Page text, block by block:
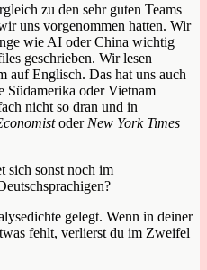
zu den sehr guten Teams
uns vorgenommen hatten. Wir
wie AI oder China wichtig
geschrieben. Wir lesen
auf Englisch. Das hat uns auch
Südamerika oder Vietnam
nicht so dran und in
oder New York Times
sich sonst noch im
eutschsprachigen?
gelegt. Wenn in deiner
fehlt, verlierst du im Zweifel